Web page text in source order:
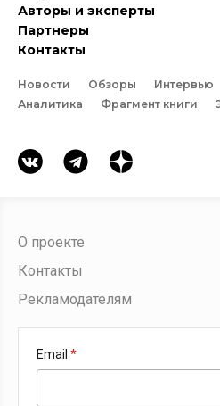
Авторы и эксперты
Партнеры
Контакты
Новости Обзоры Интервью
Аналитика
Фрагмент книги
О проекте
Контакты
Рекламодателям
Email